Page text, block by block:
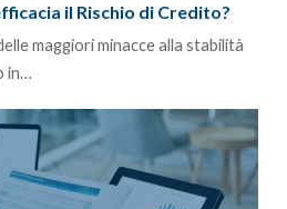
il Rischio di Credito?
maggiori minacce alla stabilità
in…